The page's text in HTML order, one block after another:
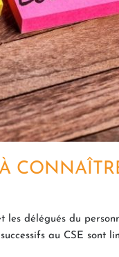
les délégués du
au CSE sont